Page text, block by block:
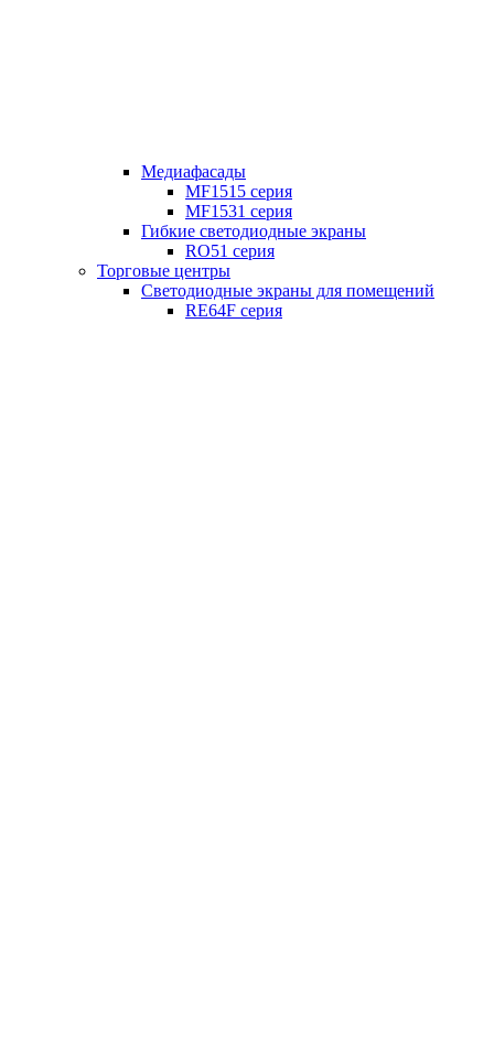
Медиафасады
MF1515 серия
MF1531 серия
Гибкие светодиодные экраны
RO51 серия
Торговые центры
Светодиодные экраны для помещений
RE64F серия